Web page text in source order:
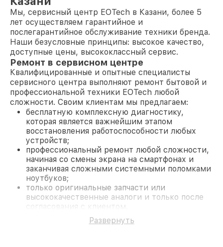
Мы, сервисный центр EOTech в Казани, более 5
лет осуществляем гарантийное и
послегарантийное обслуживание техники бренда.
Наши безусловные принципы: высокое качество,
доступные цены, высококлассный сервис.
Ремонт в сервисном центре
Квалифицированные и опытные специалисты
сервисного центра выполняют ремонт бытовой и
профессиональной техники EOTech любой
сложности. Своим клиентам мы предлагаем:
бесплатную комплексную диагностику,
которая является важнейшим этапом
восстановления работоспособности любых
устройств;
профессиональный ремонт любой сложности,
начиная со смены экрана на смартфонах и
заканчивая сложными системными поломками
ноутбуков;
только оригинальные запчасти или
высококачественные аналоги и только после
согласования с клиентом.
На все работы и замененные комплектующие
предоставляется длительная гарантия. В случае
Развернуть